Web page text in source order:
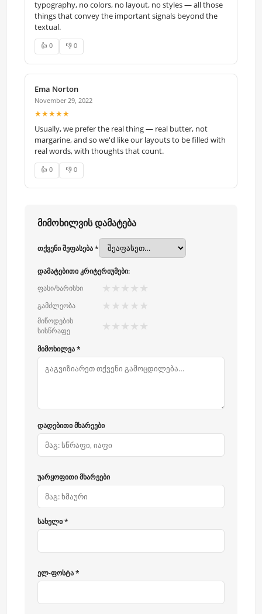
typography, no colors, no layout, no styles — all those
things that convey the important signals beyond the
textual.
👍 0 👎 0
Ema Norton
November 29, 2022
★★★★★
Usually, we prefer the real thing — real butter, not
margarine, and so we'd like our layouts to be filled with
real words, with thoughts that count.
👍 0 👎 0
მიმოხილვის დამატება
თქვენი შეფასება *
დამატებითი კრიტერიუმები:
ფასი/ხარისხი
★ ★ ★ ★ ★
გამძლეობა ★ ★ ★ ★ ★
მიწოდების
სისწრაფე
★ ★ ★ ★ ★
მიმოხილვა *
დადებითი მხარეები
უარყოფითი მხარეები
სახელი *
ელ-ფოსტა *